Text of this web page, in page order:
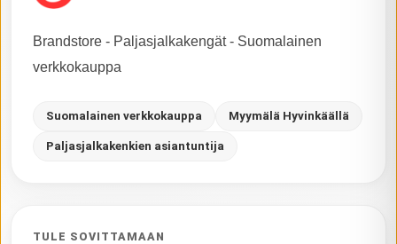
Brandstore - Paljasjalkakengät - Suomalainen
verkkokauppa
Suomalainen verkkokauppa Myymälä Hyvinkäällä
Paljasjalkakenkien asiantuntija
TULE SOVITTAMAAN